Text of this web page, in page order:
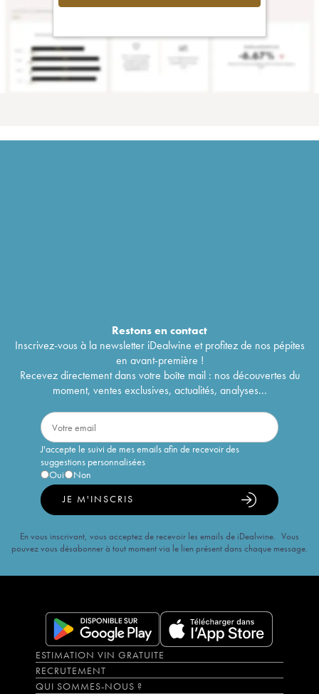
Restons encontact
Inscrivez-vous à la newsletter iDealwine et profitez de nos pépites
en avant-première !
Recevez directement dans votre boîte mail : nos découvertes du
moment, ventes exclusives, actualités, analyses...
J'accepte le suivi de mes emails afin de recevoir des
suggestions personnalisées
Oui
Non
JE M'INSCRIS
En vous inscrivant, vous acceptez de recevoir les emails de iDealwine. Vous
pouvez vous désabonner à tout moment via le lien présent dans chaque message.
ESTIMATION VIN GRATUITE
RECRUTEMENT
QUI SOMMES-NOUS ?